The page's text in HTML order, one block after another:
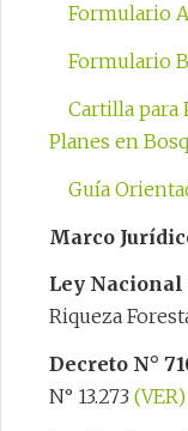
Formulario A
Formulario B
Cartilla para
Planes en
Guía
Marco
Ley Nacional
Riqueza
Decreto N°
N° 13.273 (VER)